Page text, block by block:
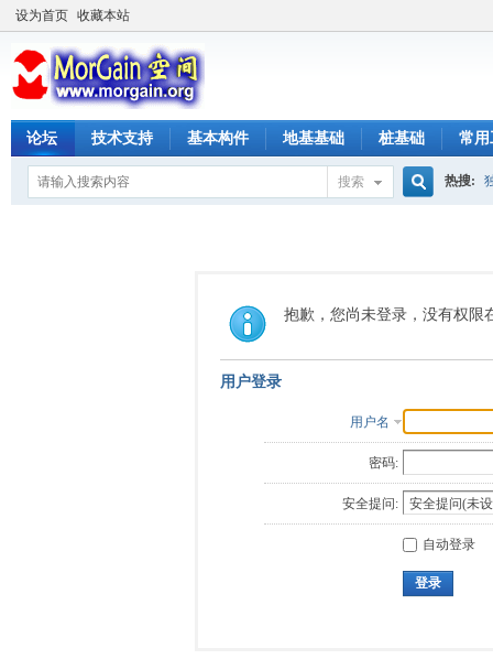
设为首页 收藏本站
论坛 技术支持 基本构件 地基基础 桩基础 常用
搜索
索
热搜:
抱歉，您尚未登录，没有权限
用户登录
用户名
密码:
安全提问:
自动登录
登录